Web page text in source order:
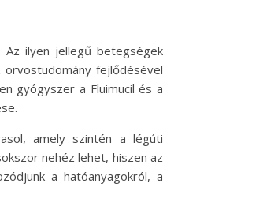
Az ilyen jellegű betegségek
orvostudomány fejlődésével
gyógyszer a Fluimucil és a
amely szintén a légúti
nehéz lehet, hiszen az
a hatóanyagokról, a